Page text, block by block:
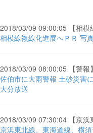
2018/03/09 09:00:05 【相模
相模線複線化進展へＰＲ 写
2018/03/09 08:00:05 【警報】
佐伯市に大雨警報 土砂災害
大分放送
2018/03/09 07:30:04 【京浜
京浜東北線、東海道線、横